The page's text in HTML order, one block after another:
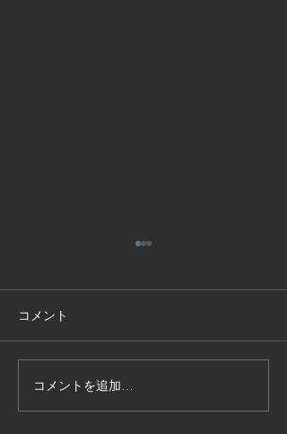
技能実習生１２名入国-フ
ィリピン、ベトナム
コメント
コメントを追加…